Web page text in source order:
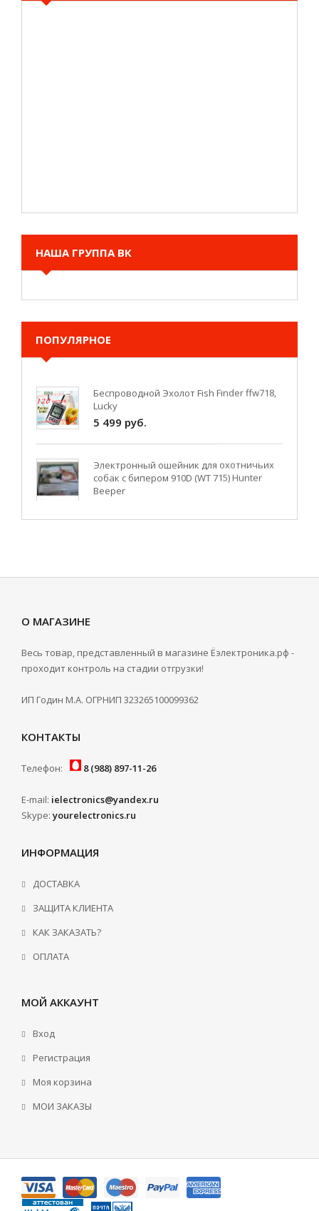
НАША ГРУППА ВК
ПОПУЛЯРНОЕ
Беспроводной Эхолот Fish Finder ffw718,
Lucky
5 499 руб.
Электронный ошейник для охотничьих
собак с бипером 910D (WT 715) Hunter
Beeper
часов работы
О МАГАЗИНЕ
Весь товар, представленный в магазине Ёэлектроника.рф -
проходит контроль на стадии отгрузки!
ИП Годин М.А. ОГРНИП 323265100099362
КОНТАКТЫ
Телефон: 8 (988) 897-11-26
E-mail: ielectronics@yandex.ru
Skype: yourelectronics.ru
ИНФОРМАЦИЯ
ДОСТАВКА
ЗАЩИТА КЛИЕНТА
КАК ЗАКАЗАТЬ?
ОПЛАТА
МОЙ АККАУНТ
Вход
Регистрация
Моя корзина
МОИ ЗАКАЗЫ